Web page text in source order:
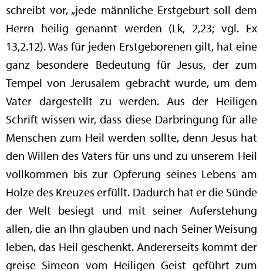
schreibt vor, „jede männliche Erstgeburt soll dem
Herrn heilig genannt werden (Lk, 2,23; vgl. Ex
13,2.12). Was für jeden Erstgeborenen gilt, hat eine
ganz besondere Bedeutung für Jesus, der zum
Tempel von Jerusalem gebracht wurde, um dem
Vater dargestellt zu werden. Aus der Heiligen
Schrift wissen wir, dass diese Darbringung für alle
Menschen zum Heil werden sollte, denn Jesus hat
den Willen des Vaters für uns und zu unserem Heil
vollkommen bis zur Opferung seines Lebens am
Holze des Kreuzes erfüllt. Dadurch hat er die Sünde
der Welt besiegt und mit seiner Auferstehung
allen, die an Ihn glauben und nach Seiner Weisung
leben, das Heil geschenkt. Andererseits kommt der
greise Simeon vom Heiligen Geist geführt zum